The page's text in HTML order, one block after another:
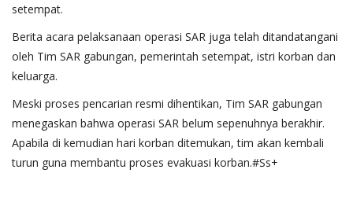
setempat.
Berita acara pelaksanaan operasi SAR juga telah ditandatangani
oleh Tim SAR gabungan, pemerintah setempat, istri korban dan
keluarga.
Meski proses pencarian resmi dihentikan, Tim SAR gabungan
menegaskan bahwa operasi SAR belum sepenuhnya berakhir.
Apabila di kemudian hari korban ditemukan, tim akan kembali
turun guna membantu proses evakuasi korban.#Ss+